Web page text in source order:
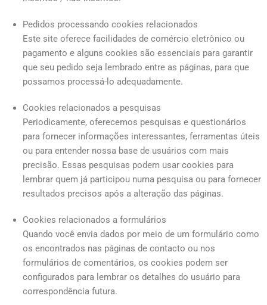
Pedidos processando cookies relacionados
Este site oferece facilidades de comércio eletrônico ou
pagamento e alguns cookies são essenciais para garantir
que seu pedido seja lembrado entre as páginas, para que
possamos processá-lo adequadamente.
Cookies relacionados a pesquisas
Periodicamente, oferecemos pesquisas e questionários
para fornecer informações interessantes, ferramentas úteis
ou para entender nossa base de usuários com mais
precisão. Essas pesquisas podem usar cookies para
lembrar quem já participou numa pesquisa ou para fornecer
resultados precisos após a alteração das páginas.
Cookies relacionados a formulários
Quando você envia dados por meio de um formulário como
os encontrados nas páginas de contacto ou nos
formulários de comentários, os cookies podem ser
configurados para lembrar os detalhes do usuário para
correspondência futura.